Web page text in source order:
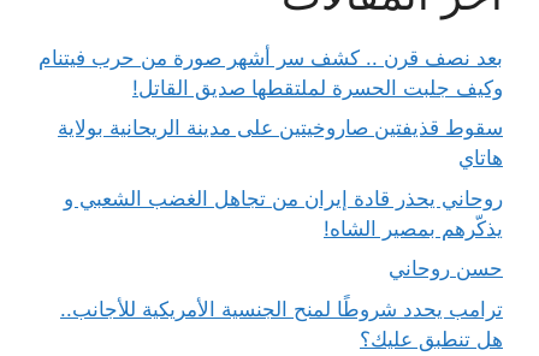
بعد نصف قرن .. كشف سر أشهر صورة من حرب فيتنام
وكيف جلبت الحسرة لملتقطها صديق القاتل!
سقوط قذيفتين صاروخيتين على مدينة الريحانية بولاية
هاتاي
روحاني يحذر قادة إيران من تجاهل الغضب الشعبي و
يذكّرهم بمصير الشاه!
حسن روحاني
ترامب يحدد شروطًا لمنح الجنسية الأمريكية للأجانب..
هل تنطبق عليك؟